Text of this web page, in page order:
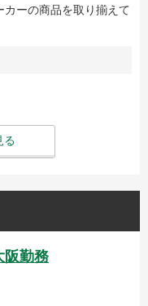
カーの商品を取り揃えて
る
阪勤務